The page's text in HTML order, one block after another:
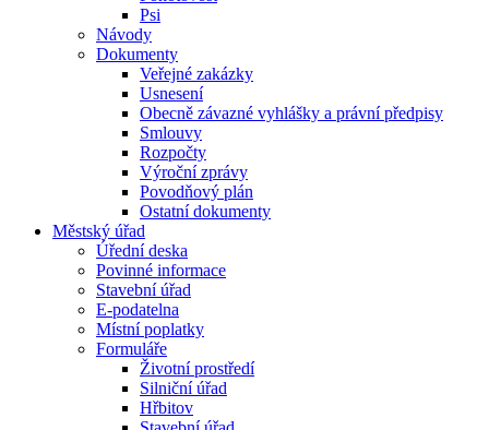
Psi
Návody
Dokumenty
Veřejné zakázky
Usnesení
Obecně závazné vyhlášky a právní předpisy
Smlouvy
Rozpočty
Výroční zprávy
Povodňový plán
Ostatní dokumenty
Městský úřad
Úřední deska
Povinné informace
Stavební úřad
E-podatelna
Místní poplatky
Formuláře
Životní prostředí
Silniční úřad
Hřbitov